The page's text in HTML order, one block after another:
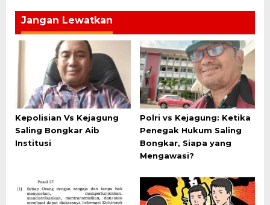
Jangan Lewatkan
Kepolisian Vs Kejagung
Saling Bongkar Aib
Institusi
Polri vs Kejagung: Ketika
Penegak Hukum Saling
Bongkar, Siapa yang
Mengawasi?